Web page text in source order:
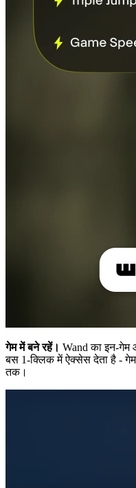
गेम में बने रहें। Wand का इन-
बस 1-क्लिक में ऐक्सेस देता है -
तक।